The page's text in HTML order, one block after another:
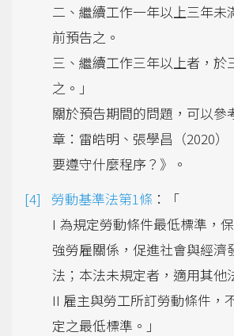
二、繼續工作一年以上三年未
前預告之。
三、繼續工作三年以上者，於
之。」
關於預告期間的問題，可以參
章：雷皓明、張學昌（2020）
要遵守什麼程序？》。
勞動基準法第1條 ：「
I 為規定勞動條件最低標準，
強勞雇關係，促進社會與經濟
法；本法未規定者，適用其他
II 雇主與勞工所訂勞動條件，
定之最低標準。」